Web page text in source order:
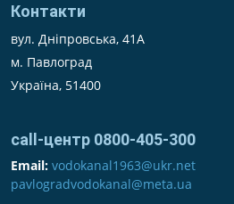
Контакти
вул. Дніпровська, 41А
м. Павлоград
Україна, 51400
call-центр 0800-405-300
Email: vodokanal1963@ukr.net
pavlogradvodokanal@meta.ua